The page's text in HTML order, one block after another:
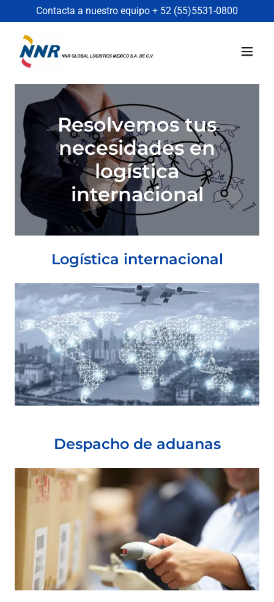
Contacta a nuestro equipo + 52 (55)5531-0800
Resolvemos tus
necesidades en
logística
internacional
Logística internacional
Despacho de aduanas